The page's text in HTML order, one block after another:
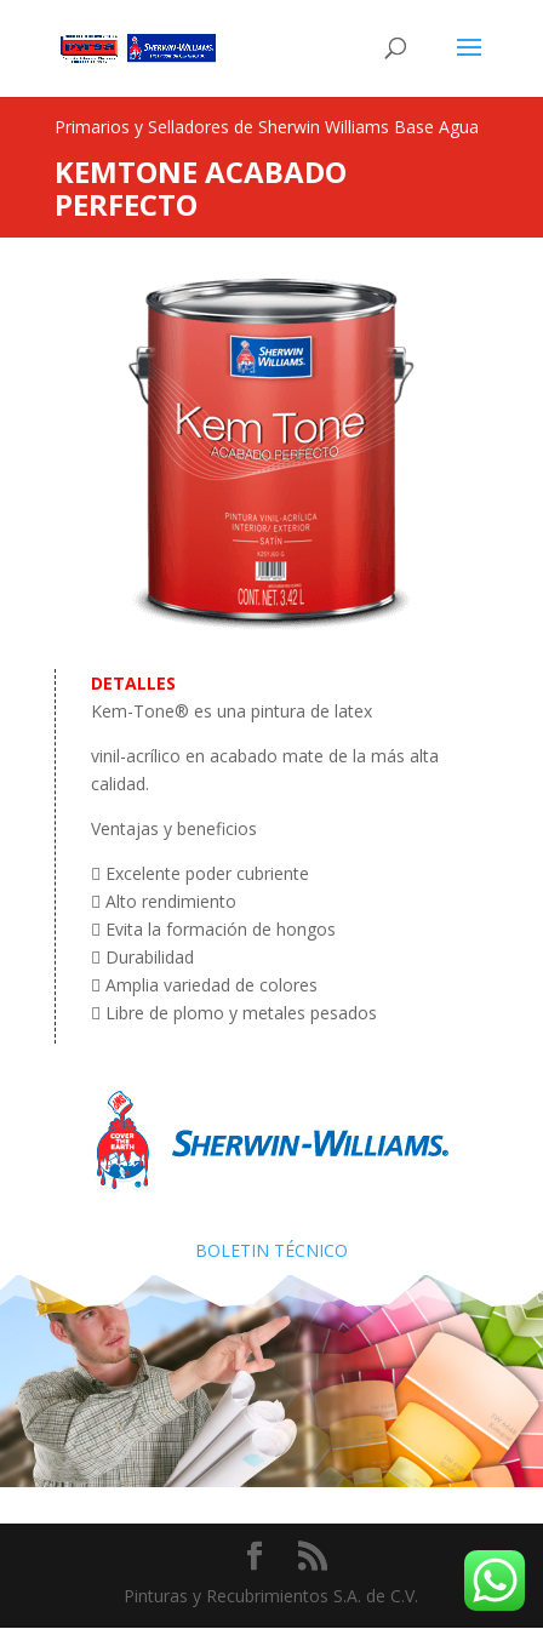
Primarios y Selladores de Sherwin Williams Base Agua
KEMTONE ACABADO
PERFECTO
DETALLES
Kem-Tone® es una pintura de latex
vinil-acrílico en acabado mate de la más alta
calidad.
Ventajas y beneficios
 Excelente poder cubriente
 Alto rendimiento
 Evita la formación de hongos
 Durabilidad
 Amplia variedad de colores
 Libre de plomo y metales pesados
BOLETIN TÉCNICO
Pinturas y Recubrimientos S.A. de C.V.